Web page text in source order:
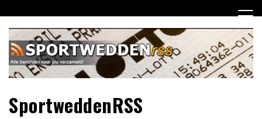
naar
inhoud
SportweddenRSS